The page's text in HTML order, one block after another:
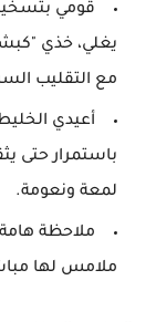
قومي
يغلي، خذي
مع التقليب
أعيدي الخليط
باستمرار حتى
لمعة ونعومة.
ملاحظة
ملامس لها